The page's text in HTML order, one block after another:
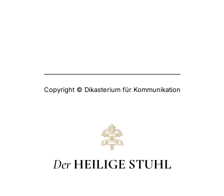
Copyright © Dikasterium für Kommunikation
Der HEILIGE STUHL